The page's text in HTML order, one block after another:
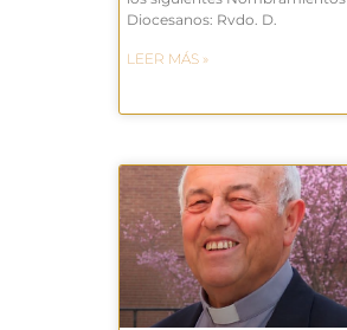
Diocesanos: Rvdo. D.
LEER MÁS »